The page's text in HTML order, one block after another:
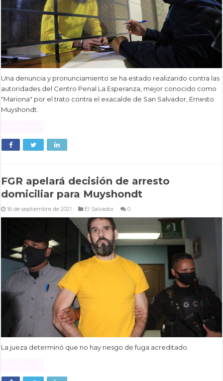
Una denuncia y pronunciamiento se ha estado realizando contra las
autoridades del Centro Penal La Esperanza, mejor conocido como
"Mariona" por el trato contra el exacalde de San Salvador, Ernesto
Muyshondt.
FGR apelará decisión de arresto
domiciliar para Muyshondt
16 de septiembre de 2021 El Salvador 0
La jueza determinó que no hay riesgo de fuga acreditado.